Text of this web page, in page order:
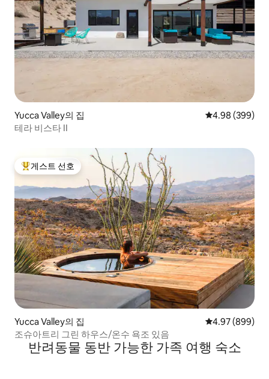
Yucca Valley의 집 평점 4.98점(5
4.98 (399)
테라 비스타 II
상위 게스트 선호
게스트 선호
Yucca Valley의 집 평점 4.97점(5
4.97 (899)
조슈아트리 그린 하우스/온수 욕조 있음
반려동물 동반 가능한 가족 여행 숙소